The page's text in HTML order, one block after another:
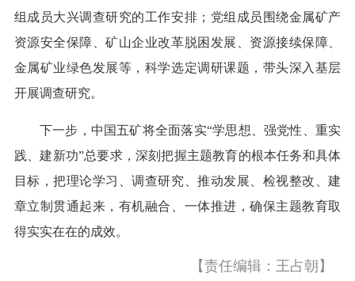
组成员大兴调查研究的工作安排；党组成员围绕金属矿产
资源安全保障、矿山企业改革脱困发展、资源接续保障、
金属矿业绿色发展等，科学选定调研课题，带头深入基层
开展调查研究。
下一步，中国五矿将全面落实“学思想、强党性、重实
践、建新功”总要求，深刻把握主题教育的根本任务和具体
目标，把理论学习、调查研究、推动发展、检视整改、建
章立制贯通起来，有机融合、一体推进，确保主题教育取
得实实在在的成效。
【责任编辑：王占朝】